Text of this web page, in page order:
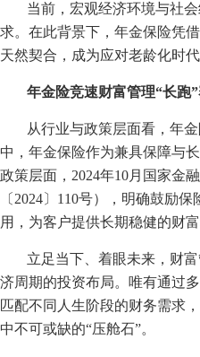
当前，宏观经济环境与社
求。在此背景下，年金保险凭
天然契合，成为应对老龄化时
年金险竞速财富管理“长跑
从行业与政策层面看，年
中，年金保险作为兼具保障与
政策层面，2024年10月国家金
〔2024〕110号），明确鼓励
用，为客户提供长期稳健的财
立足当下、着眼未来，财
济周期的投资布局。唯有通过
匹配不同人生阶段的财务需求
中不可或缺的“压舱石”。